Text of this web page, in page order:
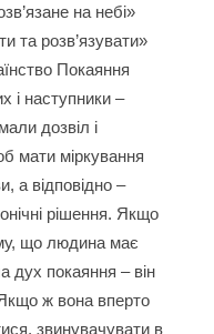
на небі»
та розв’язувати»
Покаяння
і наступники –
дозвіл і
мати міркування
а відповідно –
рішення. Якщо
що людина має
дух покаяння – він
Якщо ж вона вперто
звинувачувати в